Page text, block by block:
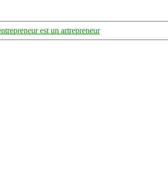
est un artrepreneur